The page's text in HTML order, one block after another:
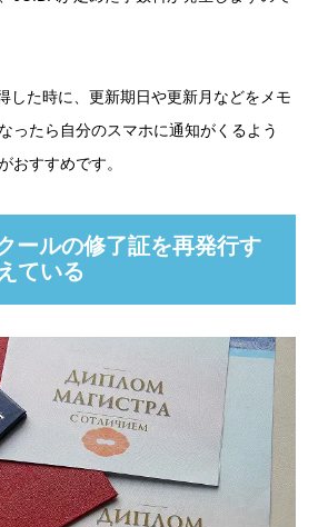
した時に、更新期日や更新月などをメモ
ったら自分のスマホに通知がくるよう
おすすめです。
ールの修了証を再発行す
ている